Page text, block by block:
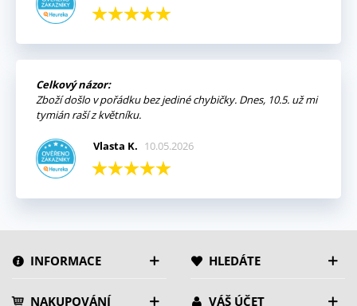
Celkový názor:
Zboží došlo v pořádku bez jediné chybičky. Dnes, 10.5. už mi
tymián raší z květníku.
Vlasta K. 10.05.2026
INFORMACE HLEDÁTE
NAKUPOVÁNÍ VÁŠ ÚČET